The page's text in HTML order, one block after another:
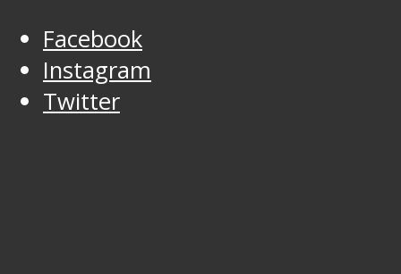
Facebook
Instagram
Twitter